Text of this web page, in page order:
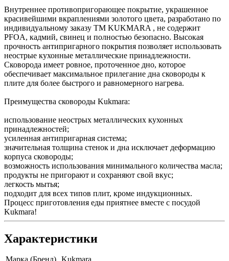
Внутреннее противопригорающее покрытие, украшенное
красивейшими вкраплениями золотого цвета, разработано по
индивидуальному заказу ТМ KUKMARA , не содержит
PFOA, кадмий, свинец и полностью безопасно. Высокая
прочность антипригарного покрытия позволяет использовать
неострые кухонные металлические принадлежности.
Сковорода имеет ровное, проточенное дно, которое
обеспечивает максимальное прилегание дна сковороды к
плите для более быстрого и равномерного нагрева.
Преимущества сковороды Kukmara:
использование неострых металлических кухонных
принадлежностей;
усиленная антипригарная система;
значительная толщина стенок и дна исключает деформацию
корпуса сковороды;
возможность использования минимального количества масла;
продукты не пригорают и сохраняют свой вкус;
легкость мытья;
подходит для всех типов плит, кроме индукционных.
Процесс приготовления еды приятнее вместе с посудой
Kukmara!
Характеристики
Марка (Бренд) Kukmara